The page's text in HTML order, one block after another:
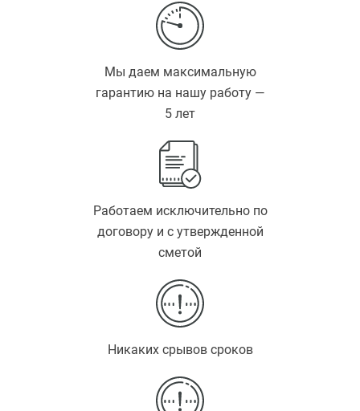
Мы даем максимальную
гарантию на нашу работу —
5 лет
Работаем исключительно по
договору и с утвержденной
сметой
Никаких срывов сроков